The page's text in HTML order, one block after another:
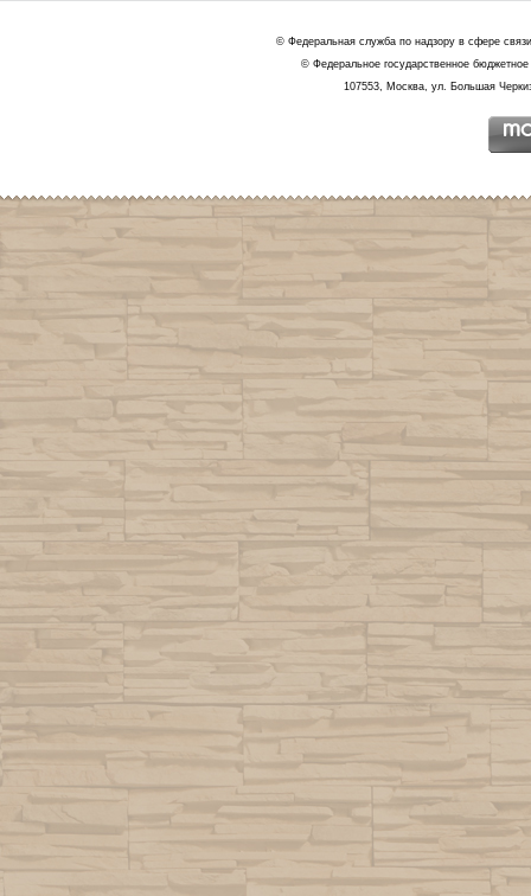
© Федеральная служба по надзору в сфере
© Федеральное государственное
107553, Москва, ул. Большая